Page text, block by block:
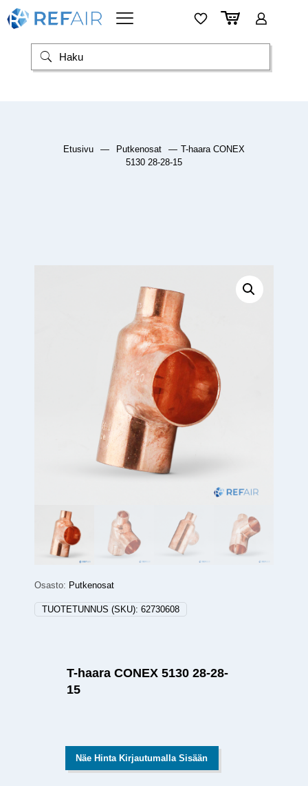
Etusivu — Putkenosat — T-haara CONEX
5130 28-28-15
Osasto: Putkenosat
TUOTETUNNUS (SKU): 62730608
T-haara CONEX 5130 28-28-
15
Näe Hinta Kirjautumalla Sisään